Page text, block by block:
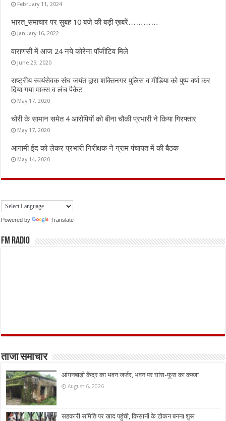
February 11, 2024
भारत_समाचार पर सुबह 10 बजे की बड़ी ख़बरें…………
January 16, 2022
वाराणसी में आज 24 नये कोरेना पॉजीटिव मिले
June 29, 2020
राष्ट्रीय स्वयंसेवक संघ जयंत द्वारा शक्तिनगर पुलिस व मीडिया को पुष्प वर्षा कर
दिया गया माक्स व लंच पैकेट
May 17, 2020
चोरी के सामान समेत 4 आरोपियों को बीना चौकी प्रभारी ने किया गिरफ्तार
May 17, 2020
आगामी ईद को लेकर प्रभारी निरीक्षक ने ग्राम पंचायत में की बैठक
May 14, 2020
Powered by Translate
FM Radio
ताजा समाचार
आंगनबाड़ी केंद्र का भवन जर्जर, भवन पर घांस-फूस का कब्जा
August 6, 2026
सहकारी समिति पर खाद पहुंची, किसानों के टोकन बनना शुरू